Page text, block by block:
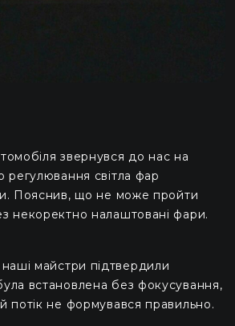
звернувся до нас на
регулювання світла фар
Пояснив, що не може пройти
некоректно налаштовані фари.
наші майстри підтвердили
встановлена без фокусування,
потік не формувався правильно.